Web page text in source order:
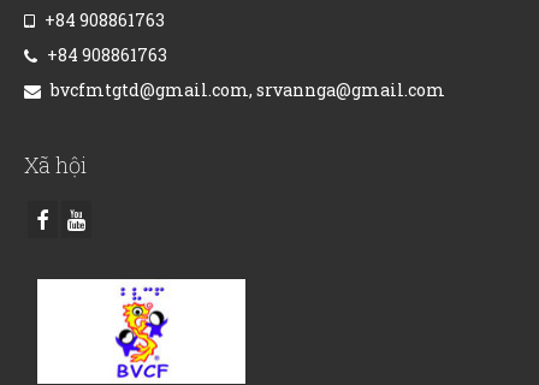
+84 908861763
+84 908861763
bvcfmtgtd@gmail.com, srvannga@gmail.com
Xã hội